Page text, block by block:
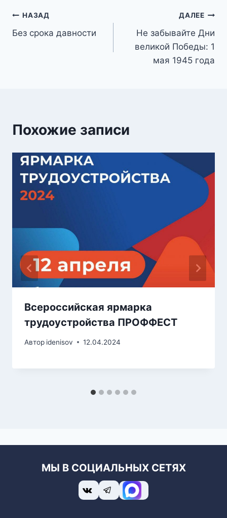
Навигация
по
НАЗАД
Без срока давности
ДАЛЕЕ
Не забывайте Дни
великой Победы: 1
мая 1945 года
Похожие записи
Всероссийская ярмарка
трудоустройства ПРОФФЕСТ
Автор idenisov 12.04.2024
МЫ В СОЦИАЛЬНЫХ СЕТЯХ